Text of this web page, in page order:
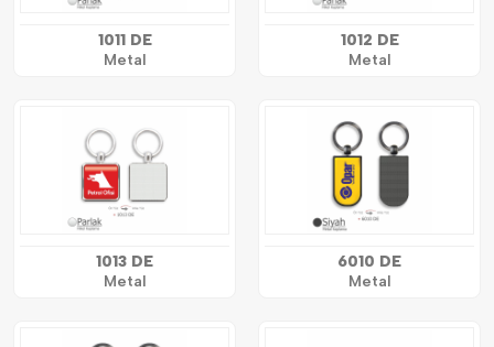
1011 DE
Metal
1012 DE
Metal
1013 DE
Metal
6010 DE
Metal